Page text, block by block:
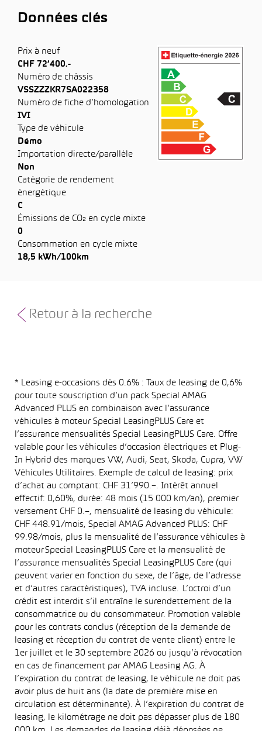
Données clés
Prix à neuf
CHF 72’400.-
Numéro de châssis
VSSZZZKR7SA022358
Numéro de fiche d’homologation
IVI
Type de véhicule
Démo
Importation directe/parallèle
Non
Catégorie de rendement
énergétique
C
Émissions de CO₂ en cycle mixte
0
Consommation en cycle mixte
18,5 kWh/100km
Retour à la recherche
* Leasing e-occasions dès 0.6% : Taux de leasing de 0,6%
pour toute souscription d’un pack Special AMAG
Advanced PLUS en combinaison avec l’assurance
véhicules à moteur Special LeasingPLUS Care et
l’assurance mensualités Special LeasingPLUS Care. Offre
valable pour les véhicules d’occasion électriques et Plug-
In Hybrid des marques VW, Audi, Seat, Skoda, Cupra, VW
Véhicules Utilitaires. Exemple de calcul de leasing: prix
d’achat au comptant: CHF 31’990.–. Intérêt annuel
effectif: 0,60%, durée: 48 mois (15 000 km/an), premier
versement CHF 0.–, mensualité de leasing du véhicule:
CHF 448.91/mois, Special AMAG Advanced PLUS: CHF
99.98/mois, plus la mensualité de l’assurance véhicules à
moteur Special LeasingPLUS Care et la mensualité de
l’assurance mensualités Special LeasingPLUS Care (qui
peuvent varier en fonction du sexe, de l’âge, de l’adresse
et d’autres caractéristiques), TVA incluse. L’octroi d’un
crédit est interdit s’il entraîne le surendettement de la
consommatrice ou du consommateur. Promotion valable
pour les contrats conclus (réception de la demande de
leasing et réception du contrat de vente client) entre le
1er juillet et le 30 septembre 2026 ou jusqu’à révocation
en cas de financement par AMAG Leasing AG. À
l’expiration du contrat de leasing, le véhicule ne doit pas
avoir plus de huit ans (la date de première mise en
circulation est déterminante). À l’expiration du contrat de
leasing, le kilométrage ne doit pas dépasser plus de 180